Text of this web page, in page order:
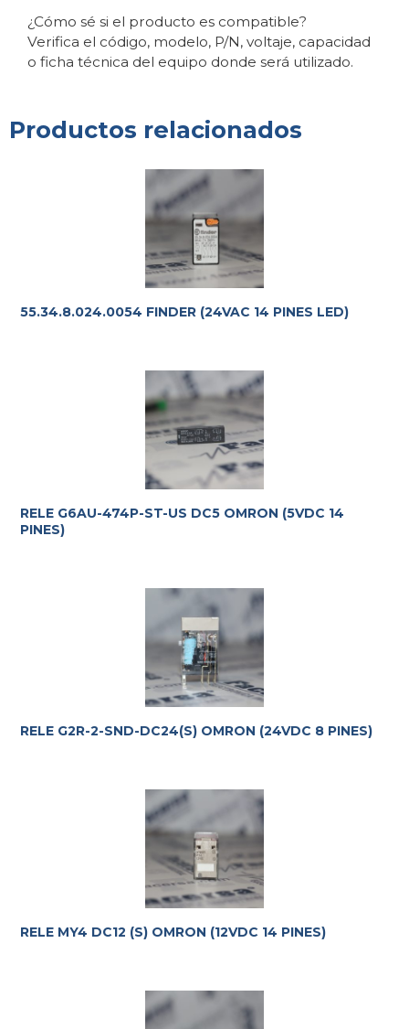
¿Cómo sé si el producto es compatible?
Verifica el código, modelo, P/N, voltaje, capacidad
o ficha técnica del equipo donde será utilizado.
Productos relacionados
55.34.8.024.0054 FINDER (24VAC 14 PINES LED)
RELE G6AU-474P-ST-US DC5 OMRON (5VDC 14
PINES)
RELE G2R-2-SND-DC24(S) OMRON (24VDC 8 PINES)
RELE MY4 DC12 (S) OMRON (12VDC 14 PINES)